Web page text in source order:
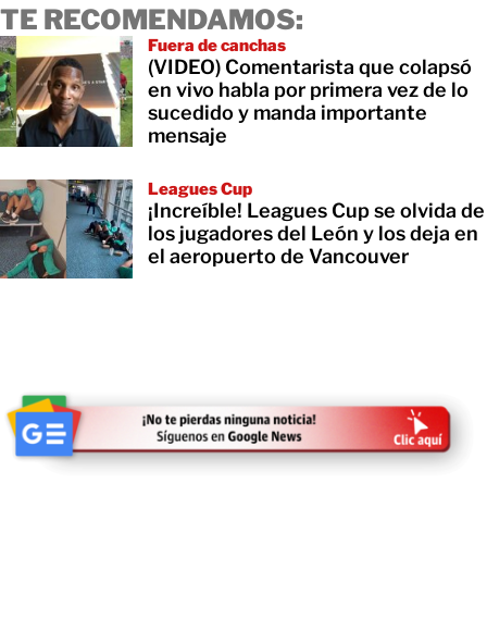
TE RECOMENDAMOS:
Fuera de canchas
(VIDEO) Comentarista que colapsó
en vivo habla por primera vez de lo
sucedido y manda importante
mensaje
Leagues Cup
¡Increíble! Leagues Cup se olvida de
los jugadores del León y los deja en
el aeropuerto de Vancouver